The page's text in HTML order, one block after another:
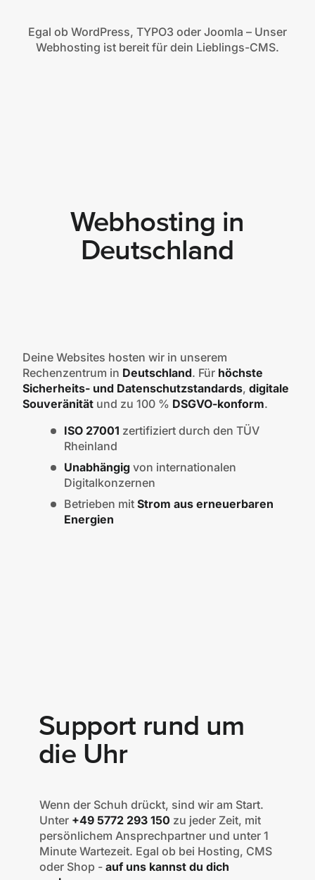
Egal ob WordPress, TYPO3 oder Joomla – Unser
Webhosting ist bereit für dein Lieblings-CMS.
Webhosting in
Deutschland
Deine Websites hosten wir in unserem
Rechenzentrum in Deutschland. Für höchste
Sicherheits- und Datenschutzstandards, digitale
Souveränität und zu 100 % DSGVO-konform.
ISO 27001 zertifiziert durch den TÜV
Rheinland
Unabhängigvon internationalen
Digitalkonzernen
Betrieben mit Strom aus erneuerbaren
Energien
Support rund um
die Uhr
Wenn der Schuh drückt, sind wir am Start.
Unter +49 5772 293 150 zu jeder Zeit, mit
persönlichem Ansprechpartner und unter 1
Minute Wartezeit. Egal ob bei Hosting, CMS
oder Shop - auf uns kannst du dich